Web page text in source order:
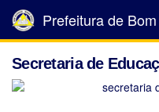
Prefeitura de
Secretaria de